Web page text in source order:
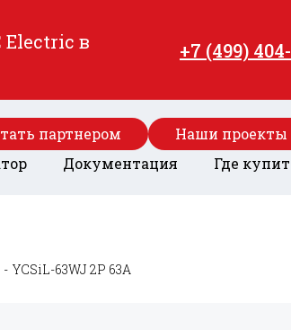
Electric в +7 (499)
партнером
Наши проекты
Документация Где
YCSiL-63WJ 2P 63A